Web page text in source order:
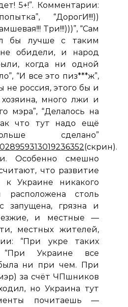
5+!”. Комментарии:
“ДорогИ!!!))
Три!!!)))”, “Сам
бы лучше с таким
обидели, и народ
когда ни одной
“И все это пиз***ж”,
не россия, этого бы и
много лжи и
мэра”, “Делалось на
что тут надо ещё
сделано”
(скрин).
Особенно смешно
что развитие
Украине никакого
расположена столь
запущена, грязна и
и местные —
местных жителей,
“При укре таких
Украине все
была ни при чем. При
за счёт ЧПшников
но Украина тут
почитаешь —